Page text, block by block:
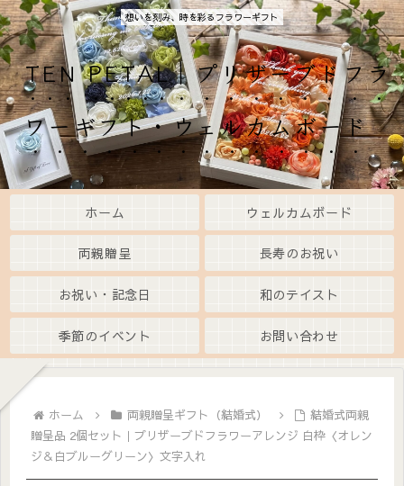
想いを刻み、時を彩るフラワーギフト
TEN PETAL｜プリザーブドフラ
ワーギフト・ウェルカムボード
ホーム ウェルカムボード
両親贈呈 長寿のお祝い
お祝い・記念日 和のテイスト
季節のイベント お問い合わせ
ホーム 両親贈呈ギフト（結婚式）
結婚式両親
贈呈品 2個セット｜プリザーブドフラワーアレンジ 白枠〈オレン
ジ＆白ブルーグリーン〉文字入れ